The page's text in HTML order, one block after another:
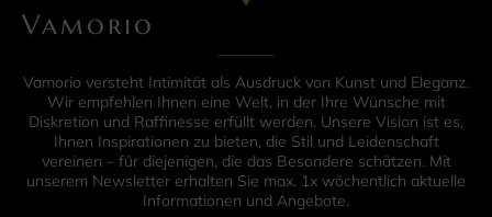
Vamorio
Vamorio versteht Intimität als Ausdruck von Kunst und Eleganz.
Wir empfehlen Ihnen eine Welt, in der Ihre Wünsche mit
Diskretion und Raffinesse erfüllt werden. Unsere Vision ist es,
Ihnen Inspirationen zu bieten, die Stil und Leidenschaft
vereinen – für diejenigen, die das Besondere schätzen. Mit
unserem Newsletter erhalten Sie max. 1x wöchentlich aktuelle
Informationen und Angebote.